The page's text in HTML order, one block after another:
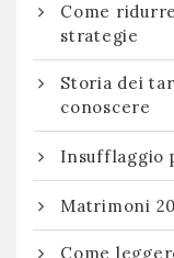
Come
strategie
Storia dei
conoscere
Insufflaggio
Matrimoni
Come